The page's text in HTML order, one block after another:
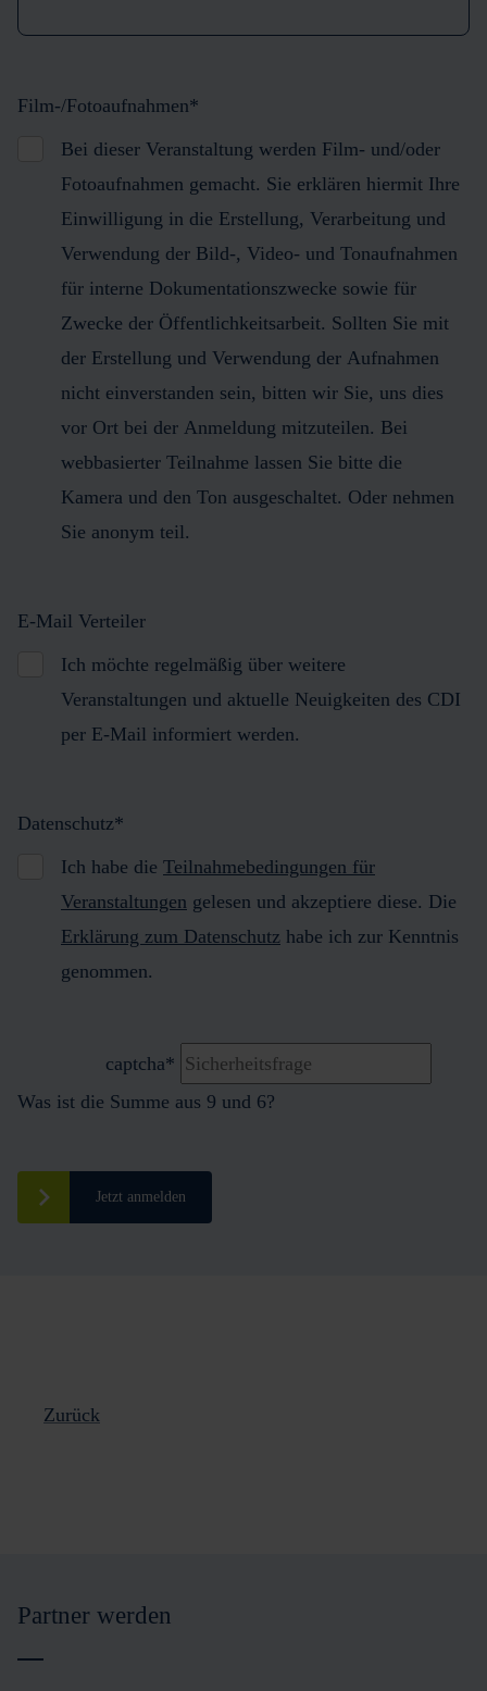
Film-/Fotoaufnahmen*
Bei dieser Veranstaltung werden Film- und/oder
Fotoaufnahmen gemacht. Sie erklären hiermit Ihre
Einwilligung in die Erstellung, Verarbeitung und
Verwendung der Bild-, Video- und Tonaufnahmen
für interne Dokumentationszwecke sowie für
Zwecke der Öffentlichkeitsarbeit. Sollten Sie mit
der Erstellung und Verwendung der Aufnahmen
nicht einverstanden sein, bitten wir Sie, uns dies
vor Ort bei der Anmeldung mitzuteilen. Bei
webbasierter Teilnahme lassen Sie bitte die
Kamera und den Ton ausgeschaltet. Oder nehmen
Sie anonym teil.
E-Mail Verteiler
Ich möchte regelmäßig über weitere
Veranstaltungen und aktuelle Neuigkeiten des CDI
per E-Mail informiert werden.
Datenschutz*
Ich habe die Teilnahmebedingungen für
Veranstaltungen gelesen und akzeptiere diese. Die
Erklärung zum Datenschutz habe ich zur Kenntnis
genommen.
captcha*
Was ist die Summe aus 9 und 6?
Jetzt anmelden
Zurück
Partner werden